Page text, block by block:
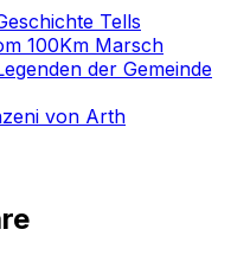
Tells
100Km Marsch
der Gemeinde
von Arth